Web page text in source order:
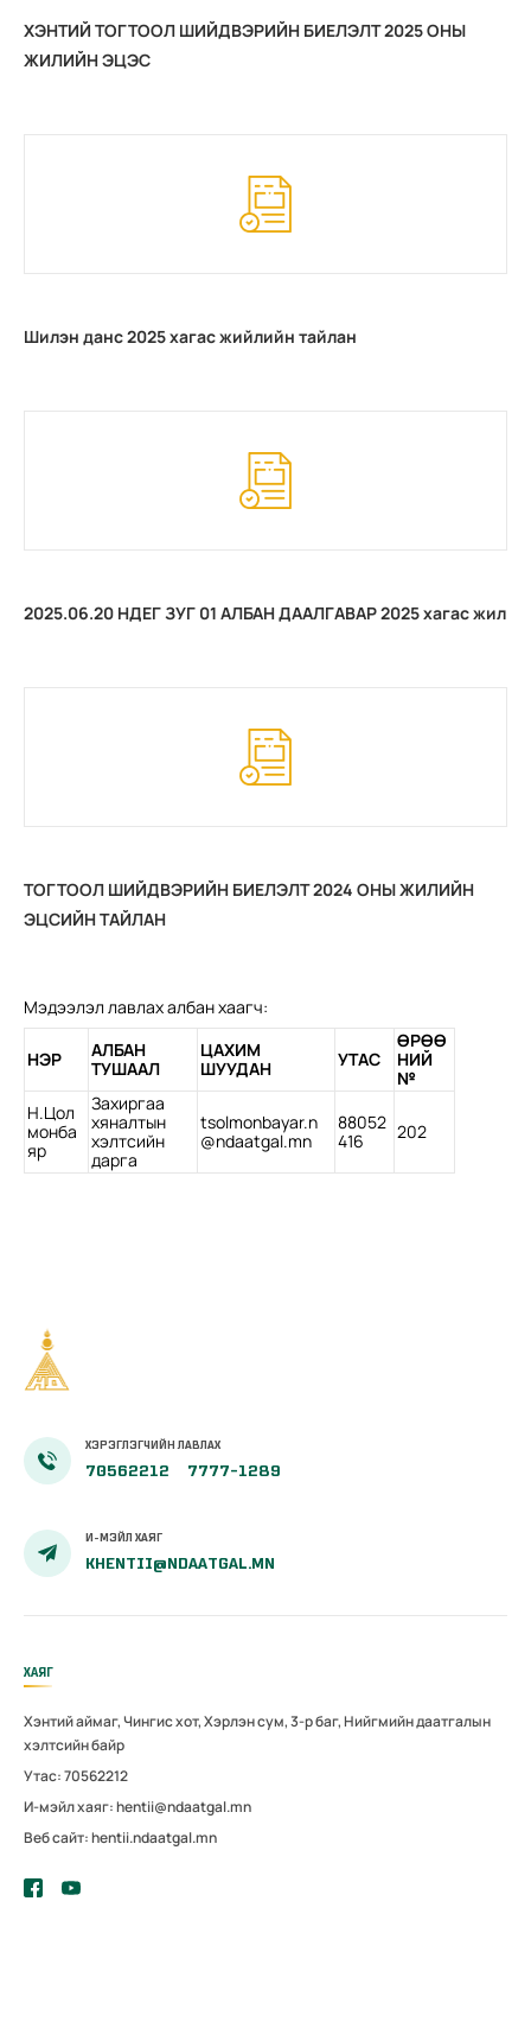
ХЭНТИЙ ТОГТООЛ ШИЙДВЭРИЙН БИЕЛЭЛТ 2025 ОНЫ
ЖИЛИЙН ЭЦЭС
Шилэн данс 2025 хагас жийлийн тайлан
2025.06.20 НДЕГ ЗУГ 01 АЛБАН ДААЛГАВАР 2025 хагас жил
ТОГТООЛ ШИЙДВЭРИЙН БИЕЛЭЛТ 2024 ОНЫ ЖИЛИЙН
ЭЦСИЙН ТАЙЛАН
Мэдээлэл лавлах албан хаагч:
НЭР
АЛБАН
ТУШААЛ
ЦАХИМ
ШУУДАН
УТАС
ӨРӨӨ
НИЙ
№
Н.Цол
монба
яр
Захиргаа
хяналтын
хэлтсийн
дарга
tsolmonbayar.n
@ndaatgal.mn
88052
416
202
ХЭРЭГЛЭГЧИЙН ЛАВЛАХ
70562212 7777-1289
И-МЭЙЛ ХАЯГ
KHENTII@NDAATGAL.MN
ХАЯГ
Хэнтий аймаг, Чингис хот, Хэрлэн сум, 3-р баг, Нийгмийн даатгалын
хэлтсийн байр
Утас: 70562212
И-мэйл хаяг: hentii@ndaatgal.mn
Веб сайт: hentii.ndaatgal.mn